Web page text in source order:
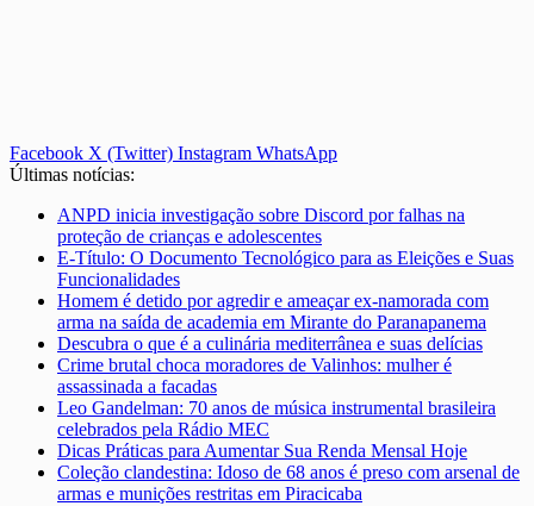
Facebook X (Twitter) Instagram WhatsApp
Últimas notícias:
ANPD inicia investigação sobre Discord por falhas na
proteção de crianças e adolescentes
E-Título: O Documento Tecnológico para as Eleições e Suas
Funcionalidades
Homem é detido por agredir e ameaçar ex-namorada com
arma na saída de academia em Mirante do Paranapanema
Descubra o que é a culinária mediterrânea e suas delícias
Crime brutal choca moradores de Valinhos: mulher é
assassinada a facadas
Leo Gandelman: 70 anos de música instrumental brasileira
celebrados pela Rádio MEC
Dicas Práticas para Aumentar Sua Renda Mensal Hoje
Coleção clandestina: Idoso de 68 anos é preso com arsenal de
armas e munições restritas em Piracicaba